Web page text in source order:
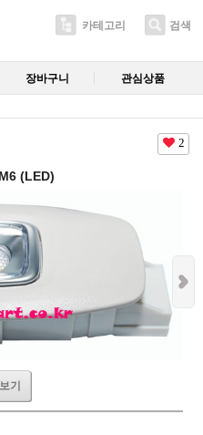
카테고리 검색
장바구니 관심상품
2
(LED)
기